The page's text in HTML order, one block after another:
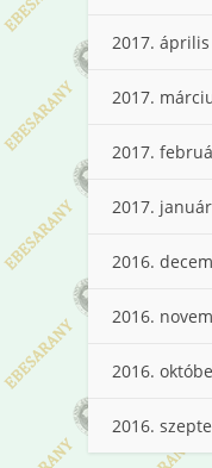
2017. április
2017.
2017.
2017. január
2016.
2016.
2016.
2016.